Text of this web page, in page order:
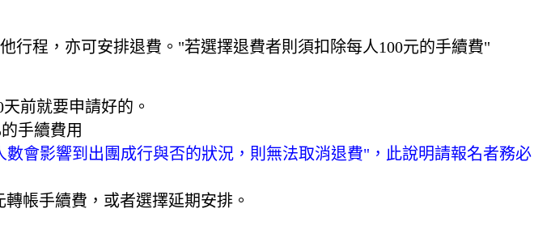
行程，亦可安排退費。"若選擇退費者則須扣除每人100元的手續費"
前就要申請好的。
手續費用
會影響到出團成行與否的狀況，則無法取消退費"，此說明請報名者務必
帳手續費，或者選擇延期安排。